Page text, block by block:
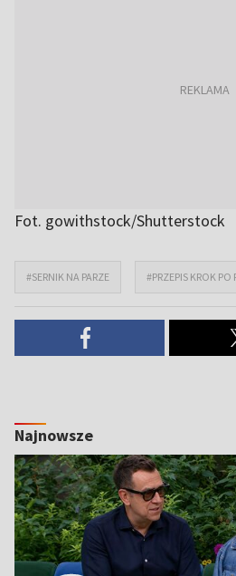
Fot. gowithstock/Shutterstock
#SERNIK NA PARZE #PRZEPIS KROK PO
Najnowsze